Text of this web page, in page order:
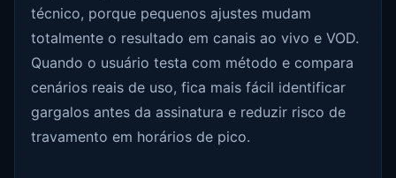
técnico, porque pequenos ajustes mudam
totalmente o resultado em canais ao vivo e VOD.
Quando o usuário testa com método e compara
cenários reais de uso, fica mais fácil identificar
gargalos antes da assinatura e reduzir risco de
travamento em horários de pico.